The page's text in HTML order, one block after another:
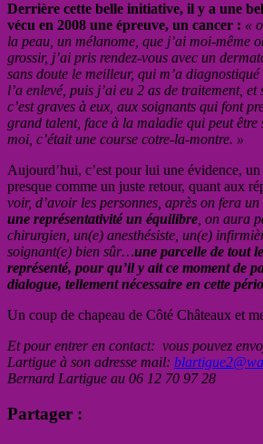
Derrière cette belle initiative, il y a une
vécu en 2008 une épreuve, un cancer : «
la peau, un mélanome, que j’ai moi-même
grossir, j’ai pris rendez-vous avec un
sans doute le meilleur, qui m’a
l’a enlevé, puis j’ai eu 2 as de traitement,
c’est graves à eux, aux soignants qui font
grand talent, face à la maladie qui peut être
moi, c’était une course cotre-la-montre. »
Aujourd’hui, c’est pour lui une évidence,
presque comme un juste retour, quant aux
voir, d’avoir les personnes, après on fera
une représentativité un équilibre , on aura
chirurgien, un(e) anesthésiste, un(e)
soignant(e) bien sûr…une parcelle de tout
représenté, pour qu’il y ait ce moment de
dialogue, tellement nécessaire en cette
Un coup de chapeau de Côté Châteaux et
Et pour entrer en contact: vous pouvez
Lartigue à son adresse mail:
Bernard Lartigue au 06 12 70 97 28
Partager :